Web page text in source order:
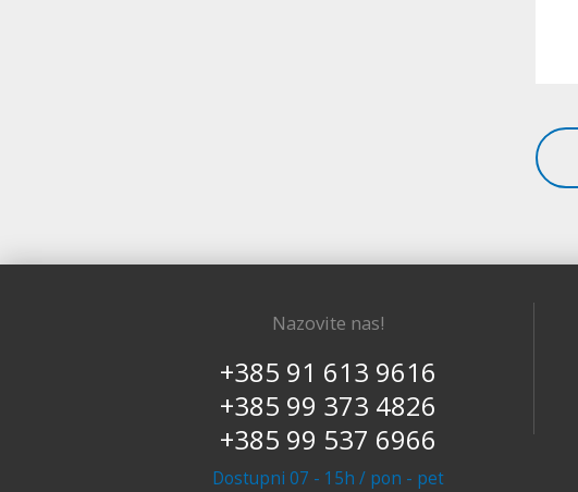
Nazovite nas!
+385 91 613 9616
+385 99 373 4826
+385 99 537 6966
Dostupni 07 - 15h / pon - pet